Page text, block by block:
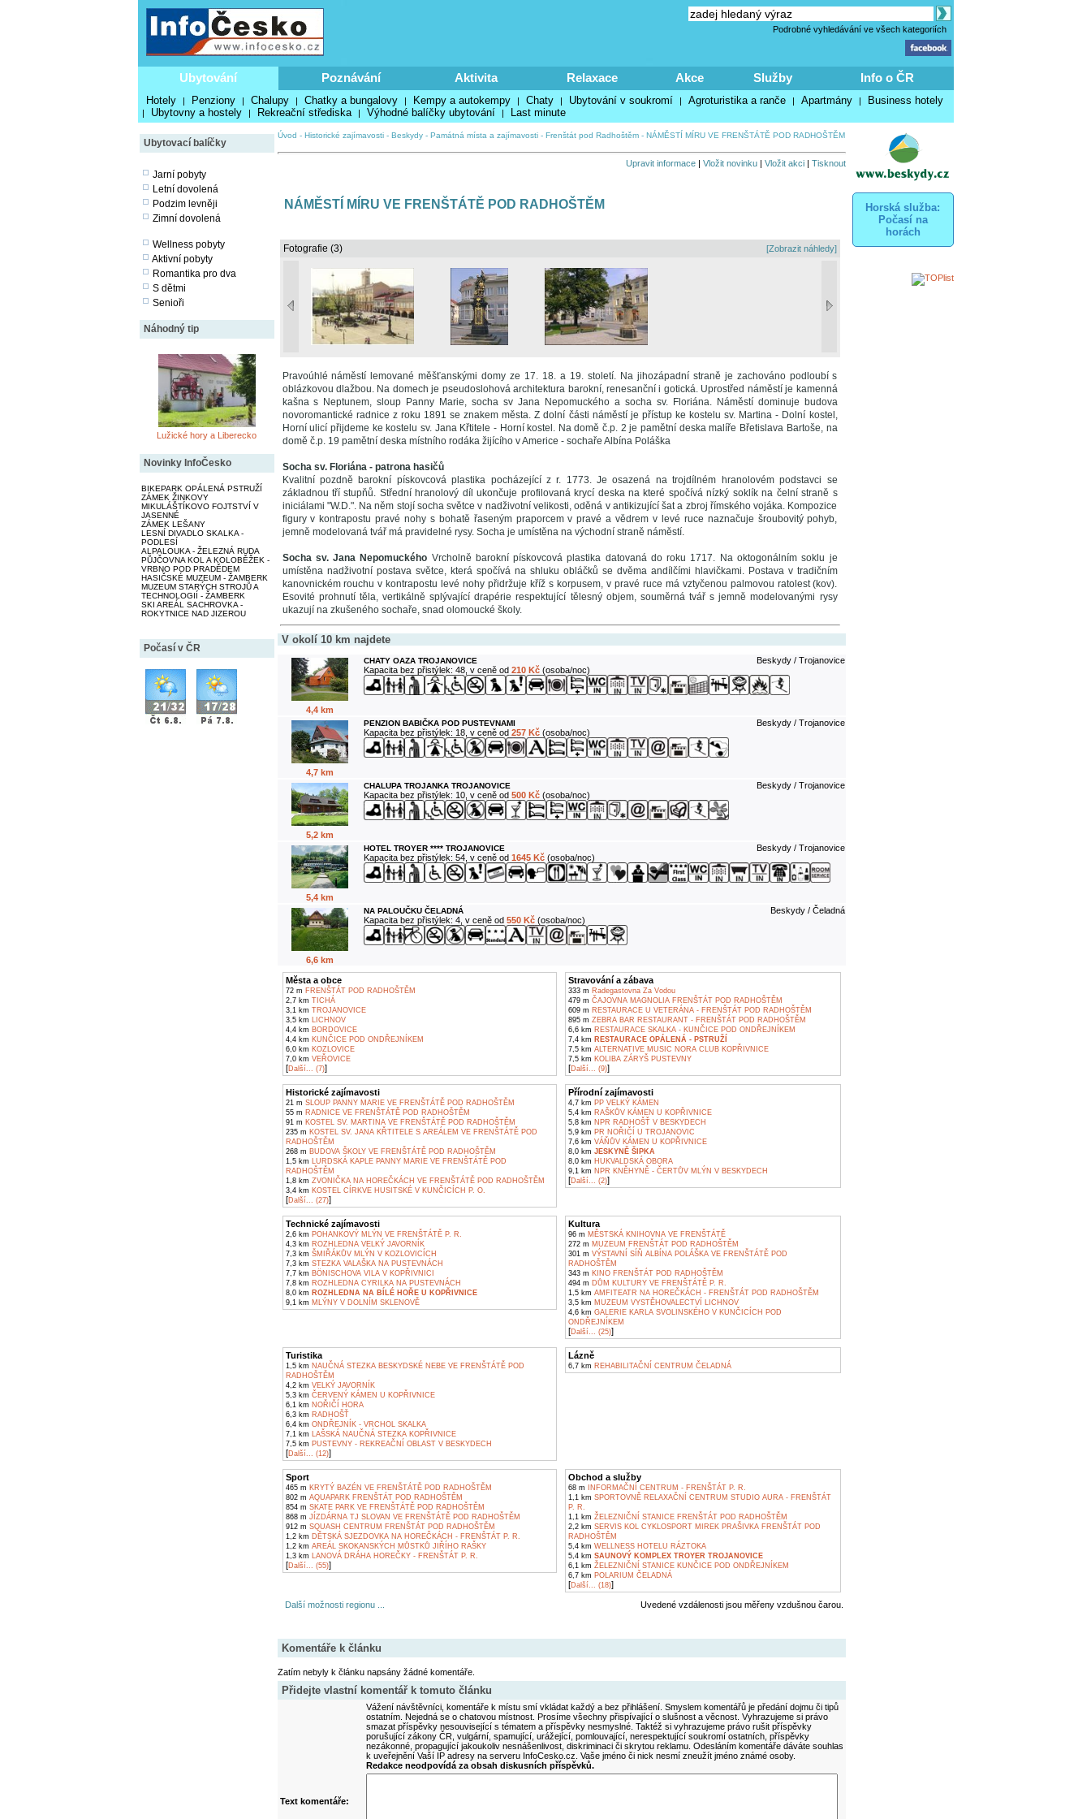
Podrobné vyhledávání ve všech kategoriích
Ubytování Poznávání Aktivita Relaxace Akce Služby Info o ČR
Hotely | Penziony | Chalupy | Chatky a bungalovy | Kempy a autokempy | Chaty | Ubytování v soukromí | Agroturistika a ranče | Apartmány | Business hotely
| Ubytovny a hostely | Rekreační střediska | Výhodné balíčky ubytování | Last minute
Ubytovací balíčky
Jarní pobyty
Letní dovolená
Podzim levněji
Zimní dovolená
Wellness pobyty
Aktivní pobyty
Romantika pro dva
S dětmi
Senioři
Náhodný tip
Lužické hory a Liberecko
Novinky InfoČesko
BIKEPARK OPÁLENÁ PSTRUŽÍ
ZÁMEK ŽINKOVY
MIKULÁŠTÍKOVO FOJTSTVÍ V
JASENNÉ
ZÁMEK LEŠANY
LESNÍ DIVADLO SKALKA -
PODLESÍ
ALPALOUKA - ŽELEZNÁ RUDA
PŮJČOVNA KOL A KOLOBĚŽEK -
VRBNO POD PRADĚDEM
HASIČSKÉ MUZEUM - ŽAMBERK
MUZEUM STARÝCH STROJŮ A
TECHNOLOGIÍ - ŽAMBERK
SKI AREÁL SACHROVKA -
ROKYTNICE NAD JIZEROU
Počasí v ČR
Úvod - Historické zajímavosti- Beskydy- Památná místa a zajímavosti- Frenštát pod Radhoštěm- NÁMĚSTÍ MÍRU VE FRENŠTÁTĚ POD RADHOŠTĚM
Upravit informace| Vložit novinku| Vložit akci| Tisknout
NÁMĚSTÍ MÍRU VE FRENŠTÁTĚ POD RADHOŠTĚM
Fotografie (3) [Zobrazit náhledy]
Pravoúhlé náměstí lemované měšťanskými domy ze 17. 18. a 19. století. Na jihozápadní straně je zachováno podloubí s
oblázkovou dlažbou. Na domech je pseudoslohová architektura barokní, renesanční i gotická. Uprostřed náměstí je kamenná
kašna s Neptunem, sloup Panny Marie, socha sv Jana Nepomuckého a socha sv. Floriána. Náměstí dominuje budova
novoromantické radnice z roku 1891 se znakem města. Z dolní části náměstí je přístup ke kostelu sv. Martina - Dolní kostel,
Horní ulicí přijdeme ke kostelu sv. Jana Křtitele - Horní kostel. Na domě č.p. 2 je pamětní deska malíře Břetislava Bartoše, na
domě č.p. 19 pamětní deska místního rodáka žijícího v Americe - sochaře Albína Poláška
Socha sv. Floriána - patrona hasičů
Kvalitní pozdně barokní pískovcová plastika pocházející z r. 1773. Je osazená na trojdílném hranolovém podstavci se
základnou tří stupňů. Střední hranolový díl ukončuje profilovaná krycí deska na které spočívá nízký soklík na čelní straně s
iniciálami "W.D.". Na něm stojí socha světce v nadživotní velikosti, oděná v antikizující šat a zbroj římského vojáka. Kompozice
figury v kontrapostu pravé nohy s bohatě řaseným praporcem v pravé a vědrem v levé ruce naznačuje šroubovitý pohyb,
jemně modelovaná tvář má pravidelné rysy. Socha je umístěna na východní straně náměstí.
Socha sv. Jana Nepomuckého Vrcholně barokní pískovcová plastika datovaná do roku 1717. Na oktogonálním soklu je
umístěna nadživotní postava světce, která spočívá na shluku obláčků se dvěma andílčími hlavičkami. Postava v tradičním
kanovnickém rouchu v kontrapostu levé nohy přidržuje kříž s korpusem, v pravé ruce má vztyčenou palmovou ratolest (kov).
Esovité prohnutí těla, vertikálně splývající drapérie respektující tělesný objem, souměrná tvář s jemně modelovanými rysy
ukazují na zkušeného sochaře, snad olomoucké školy.
V okolí 10 km najdete
4,4 km
CHATY OAZA TROJANOVICE
Beskydy / Trojanovice
Kapacita bez přistýlek: 48, v ceně od 210 Kč(osoba/noc)
4,7 km
PENZION BABIČKA POD PUSTEVNAMI
Beskydy / Trojanovice
Kapacita bez přistýlek: 18, v ceně od 257 Kč(osoba/noc)
5,2 km
CHALUPA TROJANKA TROJANOVICE
Beskydy / Trojanovice
Kapacita bez přistýlek: 10, v ceně od 500 Kč(osoba/noc)
5,4 km
HOTEL TROYER **** TROJANOVICE
Beskydy / Trojanovice
Kapacita bez přistýlek: 54, v ceně od 1645 Kč(osoba/noc)
6,6 km
NA PALOUČKU ČELADNÁ
Beskydy / Čeladná
Kapacita bez přistýlek: 4, v ceně od 550 Kč(osoba/noc)
Města a obce
72 m FRENŠTÁT POD RADHOŠTĚM
2,7 km TICHÁ
3,1 km TROJANOVICE
3,5 km LICHNOV
4,4 km BORDOVICE
4,4 km KUNČICE POD ONDŘEJNÍKEM
6,0 km KOZLOVICE
7,0 km VEŘOVICE
[Další... (7)]
Stravování a zábava
333 m Radegastovna Za Vodou
479 m ČAJOVNA MAGNOLIA FRENŠTÁT POD RADHOŠTĚM
609 m RESTAURACE U VETERÁNA - FRENŠTÁT POD RADHOŠTĚM
895 m ZEBRA BAR RESTAURANT - FRENŠTÁT POD RADHOŠTĚM
6,6 km RESTAURACE SKALKA - KUNČICE POD ONDŘEJNÍKEM
7,4 km RESTAURACE OPÁLENÁ - PSTRUŽÍ
7,5 km ALTERNATIVE MUSIC NORA CLUB KOPŘIVNICE
7,5 km KOLIBA ZÁRYŠ PUSTEVNY
[Další... (9)]
Historické zajímavosti
21 m SLOUP PANNY MARIE VE FRENŠTÁTĚ POD RADHOŠTĚM
55 m RADNICE VE FRENŠTÁTĚ POD RADHOŠTĚM
91 m KOSTEL SV. MARTINA VE FRENŠTÁTĚ POD RADHOŠTĚM
235 m KOSTEL SV. JANA KŘTITELE S AREÁLEM VE FRENŠTÁTĚ POD
RADHOŠTĚM
268 m BUDOVA ŠKOLY VE FRENŠTÁTĚ POD RADHOŠTĚM
1,5 km LURDSKÁ KAPLE PANNY MARIE VE FRENŠTÁTĚ POD
RADHOŠTĚM
1,8 km ZVONIČKA NA HOREČKÁCH VE FRENŠTÁTĚ POD RADHOŠTĚM
3,4 km KOSTEL CÍRKVE HUSITSKÉ V KUNČICÍCH P. O.
[Další... (27)]
Přírodní zajímavosti
4,7 km PP VELKÝ KÁMEN
5,4 km RAŠKŮV KÁMEN U KOPŘIVNICE
5,8 km NPR RADHOŠŤ V BESKYDECH
5,9 km PR NOŘIČÍ U TROJANOVIC
7,6 km VÁŇŮV KÁMEN U KOPŘIVNICE
8,0 km JESKYNĚ ŠIPKA
8,0 km HUKVALDSKÁ OBORA
9,1 km NPR KNĚHYNĚ - ČERTŮV MLÝN V BESKYDECH
[Další... (2)]
Technické zajímavosti
2,6 km POHANKOVÝ MLÝN VE FRENŠTÁTĚ P. R.
4,3 km ROZHLEDNA VELKÝ JAVORNÍK
7,3 km ŠMIŘÁKŮV MLÝN V KOZLOVICÍCH
7,3 km STEZKA VALAŠKA NA PUSTEVNÁCH
7,7 km BÖNISCHOVA VILA V KOPŘIVNICI
7,8 km ROZHLEDNA CYRILKA NA PUSTEVNÁCH
8,0 km ROZHLEDNA NA BÍLÉ HOŘE U KOPŘIVNICE
9,1 km MLÝNY V DOLNÍM SKLENOVĚ
Kultura
96 m MĚSTSKÁ KNIHOVNA VE FRENŠTÁTĚ
272 m MUZEUM FRENŠTÁT POD RADHOŠTĚM
301 m VÝSTAVNÍ SÍŇ ALBÍNA POLÁŠKA VE FRENŠTÁTĚ POD
RADHOŠTĚM
343 m KINO FRENŠTÁT POD RADHOŠTĚM
494 m DŮM KULTURY VE FRENŠTÁTĚ P. R.
1,5 km AMFITEATR NA HOREČKÁCH - FRENŠTÁT POD RADHOŠTĚM
3,5 km MUZEUM VYSTĚHOVALECTVÍ LICHNOV
4,6 km GALERIE KARLA SVOLINSKÉHO V KUNČICÍCH POD
ONDŘEJNÍKEM
[Další... (25)]
Turistika
1,5 km NAUČNÁ STEZKA BESKYDSKÉ NEBE VE FRENŠTÁTĚ POD
RADHOŠTĚM
4,2 km VELKÝ JAVORNÍK
5,3 km ČERVENÝ KÁMEN U KOPŘIVNICE
6,1 km NOŘIČÍ HORA
6,3 km RADHOŠŤ
6,4 km ONDŘEJNÍK - VRCHOL SKALKA
7,1 km LAŠSKÁ NAUČNÁ STEZKA KOPŘIVNICE
7,5 km PUSTEVNY - REKREAČNÍ OBLAST V BESKYDECH
[Další... (12)]
Lázně
6,7 km REHABILITAČNÍ CENTRUM ČELADNÁ
Sport
465 m KRYTÝ BAZÉN VE FRENŠTÁTĚ POD RADHOŠTĚM
802 m AQUAPARK FRENŠTÁT POD RADHOŠTĚM
854 m SKATE PARK VE FRENŠTÁTĚ POD RADHOŠTĚM
868 m JÍZDÁRNA TJ SLOVAN VE FRENŠTÁTĚ POD RADHOŠTĚM
912 m SQUASH CENTRUM FRENŠTÁT POD RADHOŠTĚM
1,2 km DĚTSKÁ SJEZDOVKA NA HOREČKÁCH - FRENŠTÁT P. R.
1,2 km AREÁL SKOKANSKÝCH MŮSTKŮ JIŘÍHO RAŠKY
1,3 km LANOVÁ DRÁHA HOREČKY - FRENŠTÁT P. R.
[Další... (55)]
Obchod a služby
68 m INFORMAČNÍ CENTRUM - FRENŠTÁT P. R.
1,1 km SPORTOVNĚ RELAXAČNÍ CENTRUM STUDIO AURA - FRENŠTÁT
P. R.
1,1 km ŽELEZNIČNÍ STANICE FRENŠTÁT POD RADHOŠTĚM
2,2 km SERVIS KOL CYKLOSPORT MIREK PRAŠIVKA FRENŠTÁT POD
RADHOŠTĚM
5,4 km WELLNESS HOTELU RÁZTOKA
5,4 km SAUNOVÝ KOMPLEX TROYER TROJANOVICE
6,1 km ŽELEZNIČNÍ STANICE KUNČICE POD ONDŘEJNÍKEM
6,7 km POLARIUM ČELADNÁ
[Další... (18)]
Další možnosti regionu ... Uvedené vzdálenosti jsou měřeny vzdušnou čarou.
Komentáře k článku
Zatím nebyly k článku napsány žádné komentáře.
Přidejte vlastní komentář k tomuto článku
Vážení návštěvníci, komentáře k místu smí vkládat každý a bez přihlášení. Smyslem komentářů je předání dojmu či tipů
ostatním. Nejedná se o chatovou místnost. Prosíme všechny přispívající o slušnost a věcnost. Vyhrazujeme si právo
smazat příspěvky nesouvisející s tématem a příspěvky nesmyslné. Taktéž si vyhrazujeme právo rušit příspěvky
porušující zákony ČR, vulgární, spamující, urážející, pomlouvající, nerespektující soukromí ostatních, příspěvky
nezákonné, propagující jakoukoliv nesnášenlivost, diskriminaci či skrytou reklamu. Odesláním komentáře dáváte souhlas
k uveřejnění Vaší IP adresy na serveru InfoCesko.cz. Vaše jméno či nick nesmí zneužít jméno známé osoby.
Redakce neodpovídá za obsah diskusních příspěvků.
Text komentáře:
Horská služba:
Počasí na
horách